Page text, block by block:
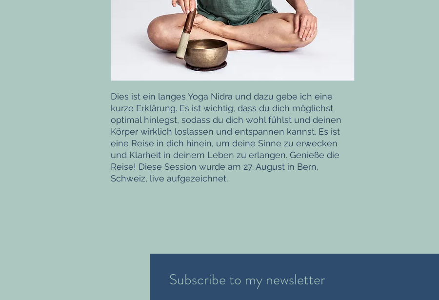
Dies ist ein langes Yoga Nidra und dazu gebe ich eine
kurze Erklärung. Es ist wichtig, dass du dich möglichst
optimal hinlegst, sodass du dich wohl fühlst und deinen
Körper wirklich loslassen und entspannen kannst. Es ist
eine Reise in dich hinein, um deine Sinne zu erwecken
und Klarheit in deinem Leben zu erlangen. Genieße die
Reise! Diese Session wurde am 27. August in Bern,
Schweiz, live aufgezeichnet.
Subscribe to my newsletter